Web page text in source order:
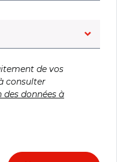
de vos
consulter
données à